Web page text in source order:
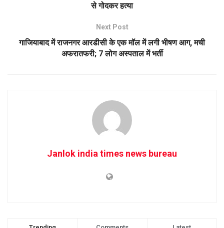
से गोदकर हत्या
Next Post
गाजियाबाद में राजनगर आरडीसी के एक मॉल में लगी भीषण आग, मची
अफरातफरी; 7 लोग अस्पताल में भर्ती
Janlok india times news bureau